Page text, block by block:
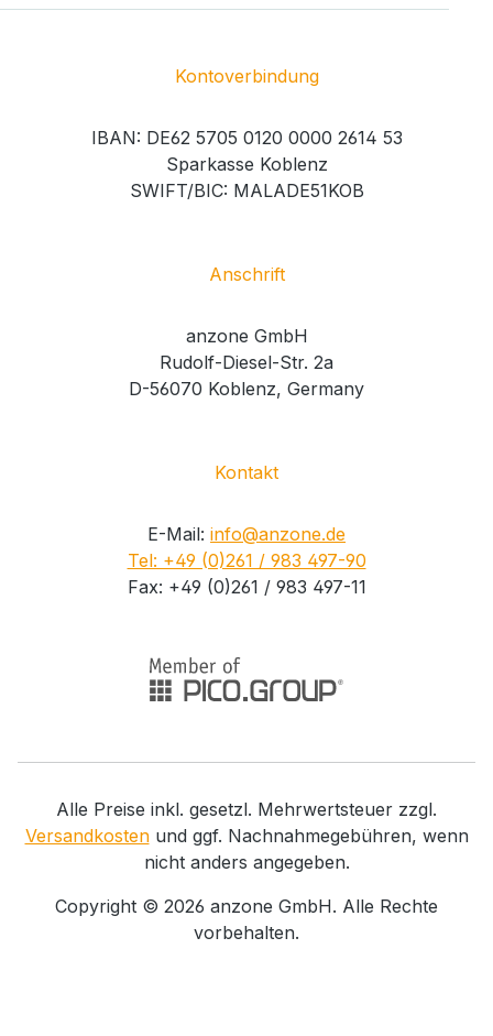
Kontoverbindung
IBAN: DE62 5705 0120 0000 2614 53
Sparkasse Koblenz
SWIFT/BIC: MALADE51KOB
Anschrift
anzone GmbH
Rudolf-Diesel-Str. 2a
D-56070 Koblenz, Germany
Kontakt
E-Mail: info@anzone.de
Tel: +49 (0)261 / 983 497-90
Fax: +49 (0)261 / 983 497-11
Alle Preise inkl. gesetzl. Mehrwertsteuer zzgl.
Versandkostenund ggf. Nachnahmegebühren, wenn
nicht anders angegeben.
Copyright © 2026 anzone GmbH. Alle Rechte
vorbehalten.